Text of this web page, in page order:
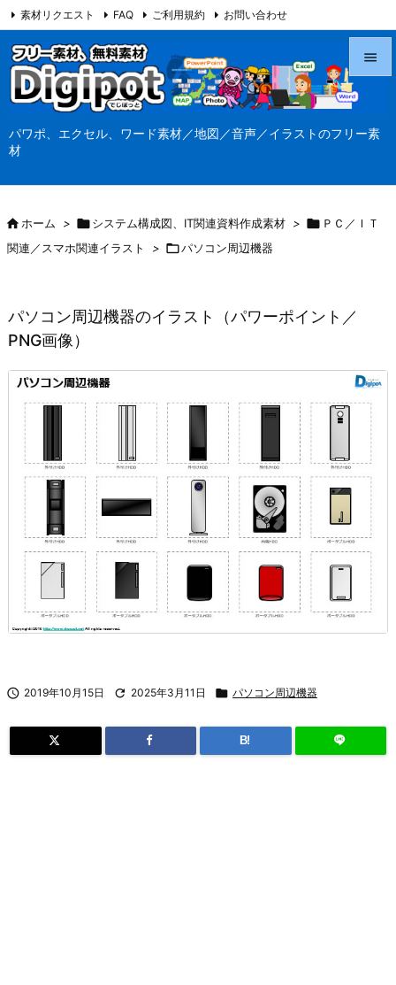
パワポ、エクセル、ワード素材／地図／音声／イラストのフリー素
材




素材リクエスト FAQ ご利用規約 お問い合わせ
当サイト（Digipot.net）について
ホーム > システム構成図、IT関連資料作成素材 >  ＰＣ／ＩＴ
関連／スマホ関連イラスト
> パソコン周辺機器
パソコン周辺機器のイラスト（パワーポイント／
PNG画像）
 2019年10月15日  2025年3月11日  パソコン周辺機器
B!